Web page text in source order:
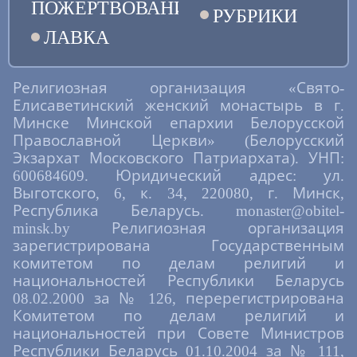
Орша́нския ве́си о́трасль доброцветную и
Мари́йския земли́ благоле́пное украше́ние,
но́ваго му́ченика Христо́ва Се́ргия почти́м,
доброде́тельне соверши́в и сла́вне в по́двиге
сконча́в, Боже́ственною сла́вою на Небесе́х
обогати́лся е́сть. Ны́не же предстоя́ престо́лу
Подвигополо́жника Христа́ Бо́га на́шего,
мо́лит непреста́нно о все́х на́с.
Кондак, глас 2
В моли́твах твои́х не оскудева́я, о́тче святы́й,
и предста́тельством огражда́я притека́ющих
к тебе́, бу́ди на́м все́м, ве́рою чту́щим па́мять
твою́, просвеще́ние со́вести и очище́ние
нра́вов, я́ко да и мы́, боже́ственною
благода́тию вооружи́вшеся, возлю́бим, я́коже
и ты́, у́зкий пу́ть, священному́чениче
преблаже́нне Се́ргие.
Величание
Велича́ем тя,/ священному́чениче Се́ргие,/ и
чтим святу́ю па́мять твою́,/ ты бо мо́лиши о
нас// Христа́ Бо́га на́шего.
ПОЖЕРТВОВАНИЯ
ЛАВКА
РУБРИКИ
Религиозная организация «Свято-
Елисаветинский женский монастырь в г.
Минске Минской епархии Белорусской
Православной Церкви» (Белорусский
Экзархат Московского Патриархата). УНП:
600684609. Юридический адрес: ул.
Выготского, 6, к. 34, 220080, г. Минск,
Республика Беларусь. monaster@obitel-
minsk.by Религиозная организация
зарегистрирована Государственным
комитетом по делам религий и
национальностей Республики Беларусь
08.02.2000 за № 126, перерегистрирована
Комитетом по делам религий и
национальностей при Совете Министров
Республики Беларусь 01.10.2004 за № 111,